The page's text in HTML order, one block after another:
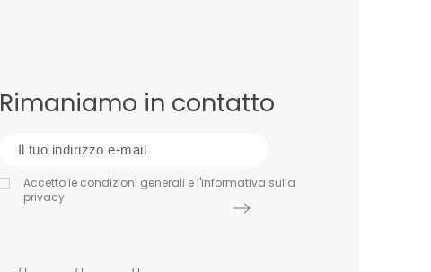
Rimaniamo in contatto
Accetto le condizioni generali e l'informativa sulla
privacy